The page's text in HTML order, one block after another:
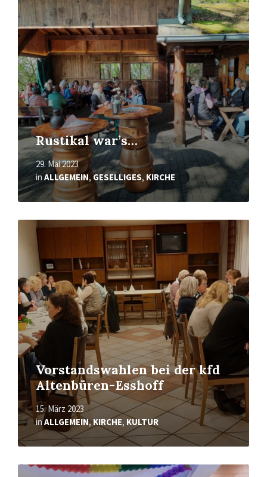
Rustikal war’s…
29. Mai 2023
in ALLGEMEIN,GESELLIGES, KIRCHE
Vorstandswahlen bei der kfd
Altenbüren-Esshoff
15. März 2023
inALLGEMEIN,KIRCHE, KULTUR
Mehr
erfahren
Mehr